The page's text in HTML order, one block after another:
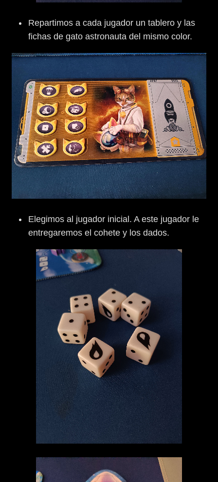
Repartimos a cada jugador un tablero y las
fichas de gato astronauta del mismo color.
Elegimos al jugador inicial. A este jugador le
entregaremos el cohete y los dados.